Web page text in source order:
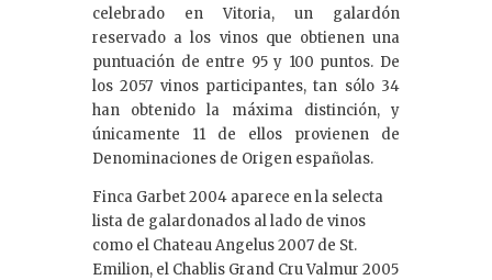
celebrado en Vitoria, un galardón
reservado a los vinos que obtienen una
puntuación de entre 95 y 100 puntos. De
los 2057 vinos participantes, tan sólo 34
han obtenido la máxima distinción, y
únicamente 11 de ellos provienen de
Denominaciones de Origen españolas.
Finca Garbet 2004 aparece en la selecta
lista de galardonados al lado de vinos
como el Chateau Angelus 2007 de St.
Emilion, el Chablis Grand Cru Valmur 2005